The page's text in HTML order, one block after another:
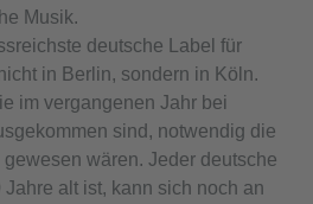
Musik.
deutsche Label für
in Berlin, sondern in Köln.
im vergangenen Jahr bei
sind, notwendig die
wären. Jeder deutsche
Jahre alt ist, kann sich noch an